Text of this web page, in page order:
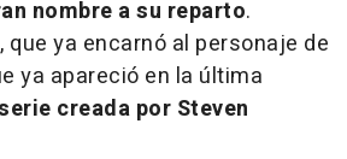
nombre a su reparto.
, que ya encarnó al personaje de
ya apareció en la última
creada por Steven